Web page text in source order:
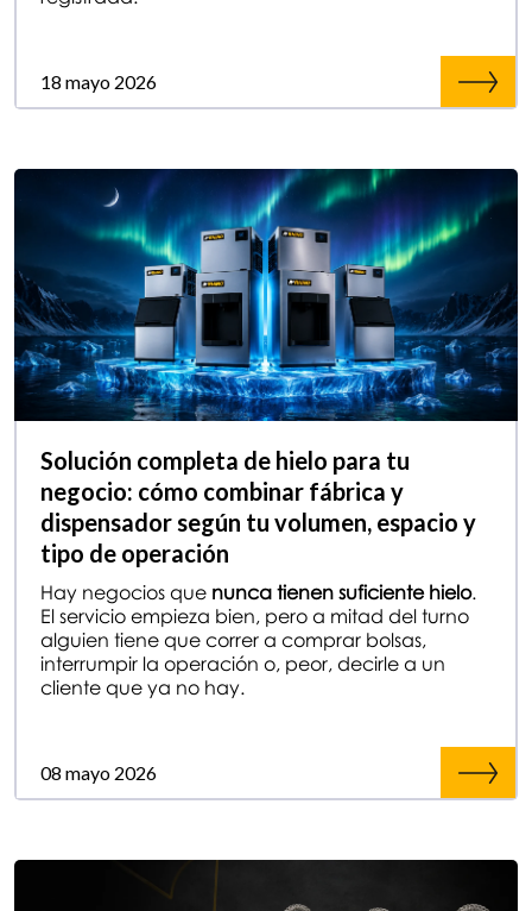
18 mayo 2026
Solución completa de hielo para tu
negocio: cómo combinar fábrica y
dispensador según tu volumen, espacio y
tipo de operación
Hay negocios que nunca tienen suficiente hielo.
El servicio empieza bien, pero a mitad del turno
alguien tiene que correr a comprar bolsas,
interrumpir la operación o, peor, decirle a un
cliente que ya no hay.
08 mayo 2026